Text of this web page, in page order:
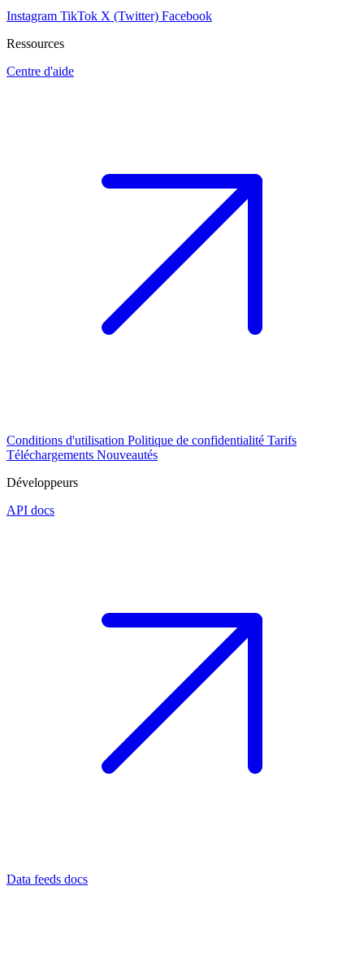
Instagram TikTok X (Twitter) Facebook
Ressources
Centre d'aide
Conditions d'utilisation Politique de confidentialité Tarifs
Téléchargements Nouveautés
Développeurs
API docs
Data feeds docs